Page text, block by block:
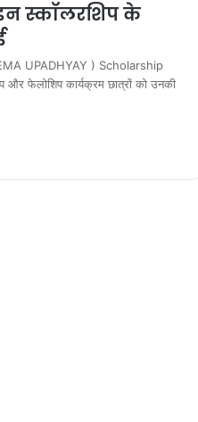
स्कॉलरशिप के
UPADHYAY ) Scholarship
फेलोशिप कार्यक्रम छात्रों को उनकी